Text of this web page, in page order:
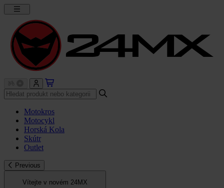
Motokros
Motocykl
Horská Kola
Skútr
Outlet
Previous
Vítejte v novém 24MX